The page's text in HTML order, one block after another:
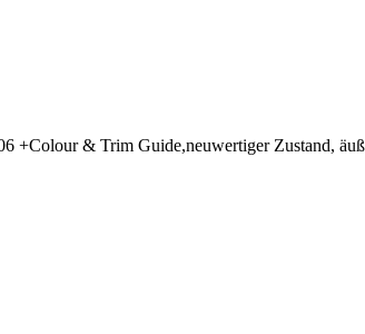
+Colour & Trim Guide,neuwertiger Zustand,